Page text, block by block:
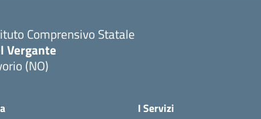
Comprensivo Statale
Vergante
(NO)
I Servizi